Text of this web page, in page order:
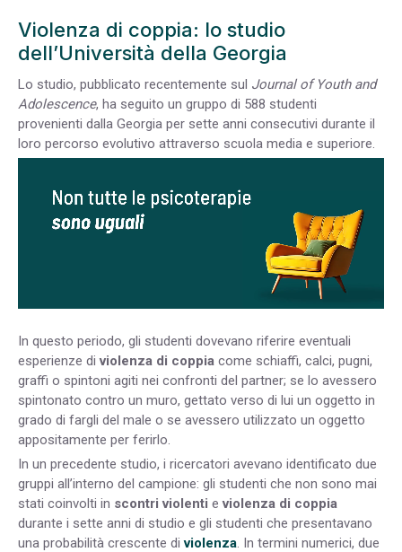
Violenza di coppia: lo studio
dell’Università della Georgia
Lo studio, pubblicato recentemente sul Journal of Youth and
Adolescence, ha seguito un gruppo di 588 studenti
provenienti dalla Georgia per sette anni consecutivi durante il
loro percorso evolutivo attraverso scuola media e superiore.
In questo periodo, gli studenti dovevano riferire eventuali
esperienze diviolenza di coppia come schiaffi, calci, pugni,
graffi o spintoni agiti nei confronti del partner; se lo avessero
spintonato contro un muro, gettato verso di lui un oggetto in
grado di fargli del male o se avessero utilizzato un oggetto
appositamente per ferirlo.
In un precedente studio, i ricercatori avevano identificato due
gruppi all’interno del campione: gli studenti che non sono mai
stati coinvolti in scontri violenti eviolenza di coppia
durante i sette anni di studio e gli studenti che presentavano
una probabilità crescente di violenza. In termini numerici, due